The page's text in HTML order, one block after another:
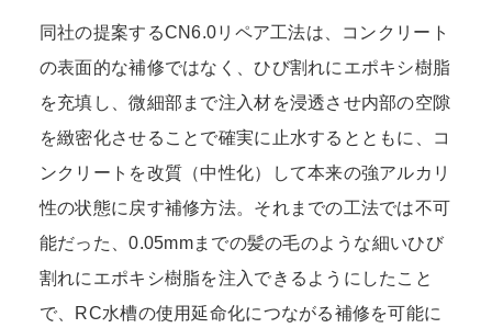
同社の提案するCN6.0リペア工法は、コンクリート
の表面的な補修ではなく、ひび割れにエポキシ樹脂
を充填し、微細部まで注入材を浸透させ内部の空隙
を緻密化させることで確実に止水するとともに、コ
ンクリートを改質（中性化）して本来の強アルカリ
性の状態に戻す補修方法。それまでの工法では不可
能だった、0.05mmまでの髪の毛のような細いひび
割れにエポキシ樹脂を注入できるようにしたこと
で、RC水槽の使用延命化につながる補修を可能に